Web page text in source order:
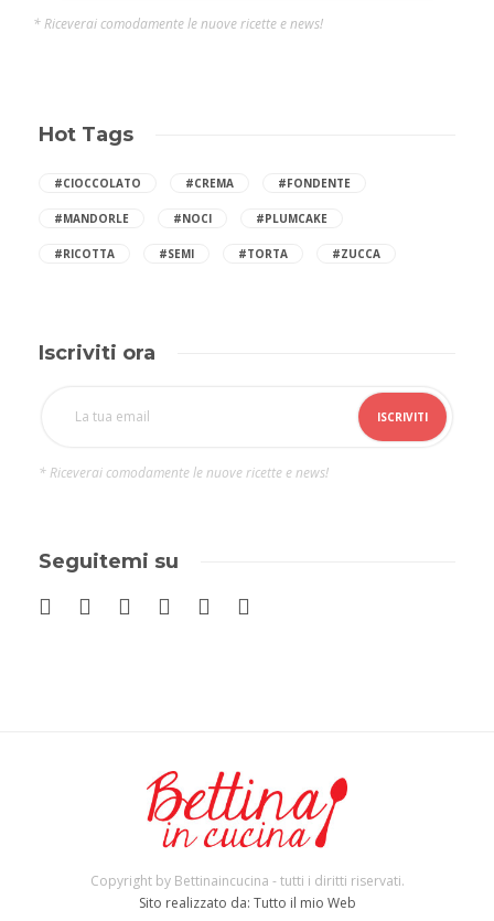
* Riceverai comodamente le nuove ricette e news!
Hot Tags
#CIOCCOLATO #CREMA #FONDENTE
#MANDORLE #NOCI #PLUMCAKE
#RICOTTA #SEMI #TORTA #ZUCCA
Iscriviti ora
* Riceverai comodamente le nuove ricette e news!
Seguitemi su
Copyright by Bettinaincucina - tutti i diritti riservati.
Sito realizzato da: Tutto il mio Web